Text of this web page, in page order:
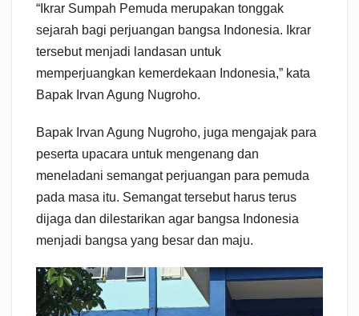
“Ikrar Sumpah Pemuda merupakan tonggak
sejarah bagi perjuangan bangsa Indonesia. Ikrar
tersebut menjadi landasan untuk
memperjuangkan kemerdekaan Indonesia,” kata
Bapak Irvan Agung Nugroho.
Bapak Irvan Agung Nugroho, juga mengajak para
peserta upacara untuk mengenang dan
meneladani semangat perjuangan para pemuda
pada masa itu. Semangat tersebut harus terus
dijaga dan dilestarikan agar bangsa Indonesia
menjadi bangsa yang besar dan maju.